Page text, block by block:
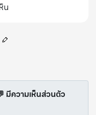
น
มีความเห็นส่วนตัว